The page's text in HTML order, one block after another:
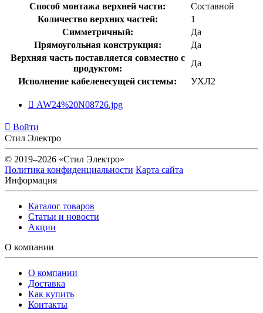
Способ монтажа верхней части:
Составной
Количество верхних частей:
1
Симметричный:
Да
Прямоугольная конструкция:
Да
Верхняя часть поставляется совместно с
продуктом:
Да
Исполнение кабеленесущей системы:
УХЛ2
AW24%20N08726.jpg
Войти
Стил Электро
© 2019–2026 «Стил Электро»
Политика конфиденциальности Карта сайта
Информация
Каталог товаров
Статьи и новости
Акции
О компании
О компании
Доставка
Как купить
Контакты